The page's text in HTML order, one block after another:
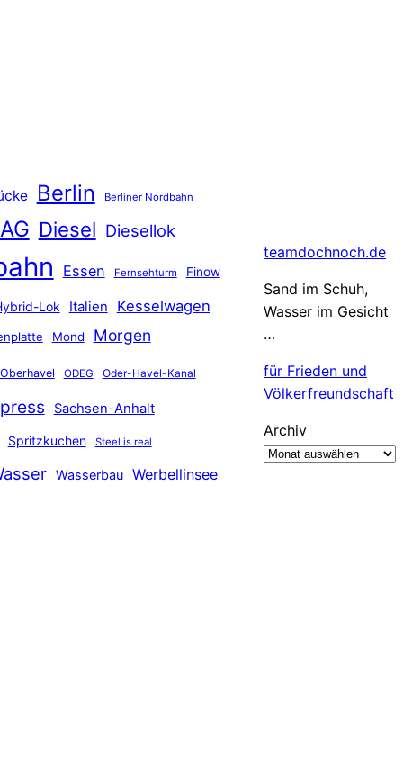
Berlin Berliner Nordbahn
Diesel Diesellok
Essen Fernsehturm Finow
Lok Italien Kesselwagen
Mond Morgen
Oberhavel ODEG Oder-Havel-Kanal
Sachsen-Anhalt
Spritzkuchen Steel is real
Wasserbau Werbellinsee
teamdochnoch.de
Sand im Schuh,
Wasser im Gesicht
…
für Frieden und
Völkerfreundschaft
Archiv